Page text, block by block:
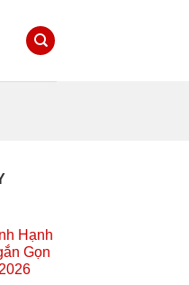
Hạnh
Gọn